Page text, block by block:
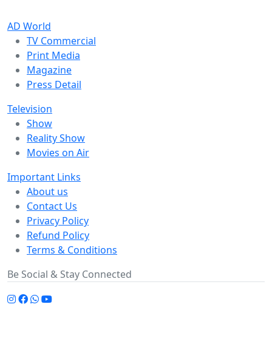
AD World
TV Commercial
Print Media
Magazine
Press Detail
Television
Show
Reality Show
Movies on Air
Important Links
About us
Contact Us
Privacy Policy
Refund Policy
Terms & Conditions
Be Social & Stay Connected